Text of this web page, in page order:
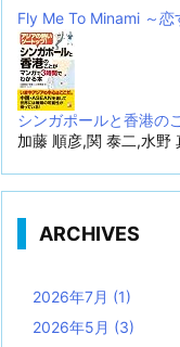
Fly Me To Minami ～
シンガポールと香港の
加藤 順彦,関 泰二,水野
ARCHIVES
2026年7月 (1)
2026年5月 (3)